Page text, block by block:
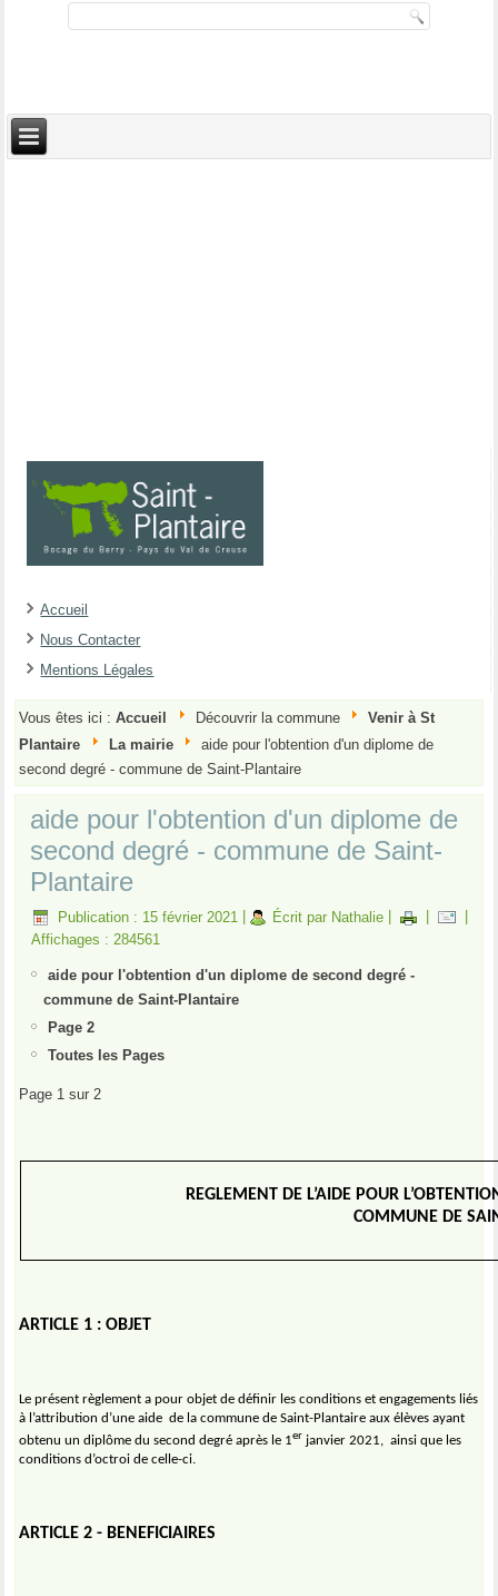
Accueil
Nous Contacter
Mentions Légales
Vous êtes ici :Accueil Découvrir la commune
Venir à St
Plantaire
La mairie
aide pour l'obtention d'un diplome de
second degré - commune de Saint-Plantaire
aide pour l'obtention d'un diplome de
second degré - commune de Saint-
Plantaire
Publication : 15 février 2021 Écrit par Nathalie
Affichages : 284561
aide pour l'obtention d'un diplome de second degré -
commune de Saint-Plantaire
Page 2
Toutes les Pages
Page 1 sur 2
REGLEMENT DE L’AIDE POUR
COMMUNE DE
ARTICLE 1 : OBJET
Le présent règlement a pour objet de définir les conditions et engagements liés
à l’attribution d’une aide de la commune de Saint-Plantaire aux élèves ayant
obtenu un diplôme du second degré après le 1er janvier 2021, ainsi que les
conditions d’octroi de celle-ci.
ARTICLE 2 - BENEFICIAIRES